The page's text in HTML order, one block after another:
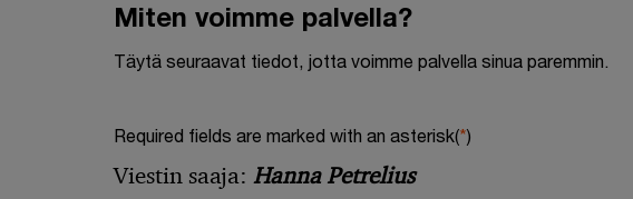
Miten voimme palvella?
Täytä seuraavat tiedot, jotta voimme palvella sinua paremmin.
Required fields are marked with an asterisk(*)
Viestin saaja: Hanna Petrelius